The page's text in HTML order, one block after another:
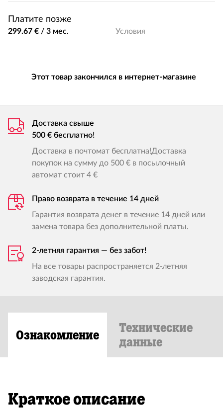
Платите позже
299.67 € / 3 мес. Условия
Этот товар закончился в интернет-магазине
Доставка свыше
500 € бесплатно!
Доставка в почтомат бесплатна!Доставка
покупок на сумму до 500 € в посылочный
автомат стоит 4 €
Право возврата в течение 14 дней
Гарантия возврата денег в течение 14 дней или
замена товара без дополнительной платы.
2-летняя гарантия — без забот!
На все товары распространяется 2-летняя
заводская гарантия.
Ознакомление
Технические
данные
Краткое описание